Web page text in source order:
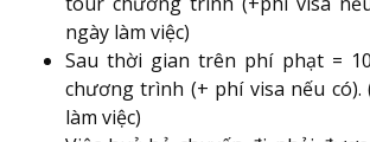
ngày làm việc)
Sau thời gian trên phí phạt =
chương trình (+ phí visa nếu
làm việc)